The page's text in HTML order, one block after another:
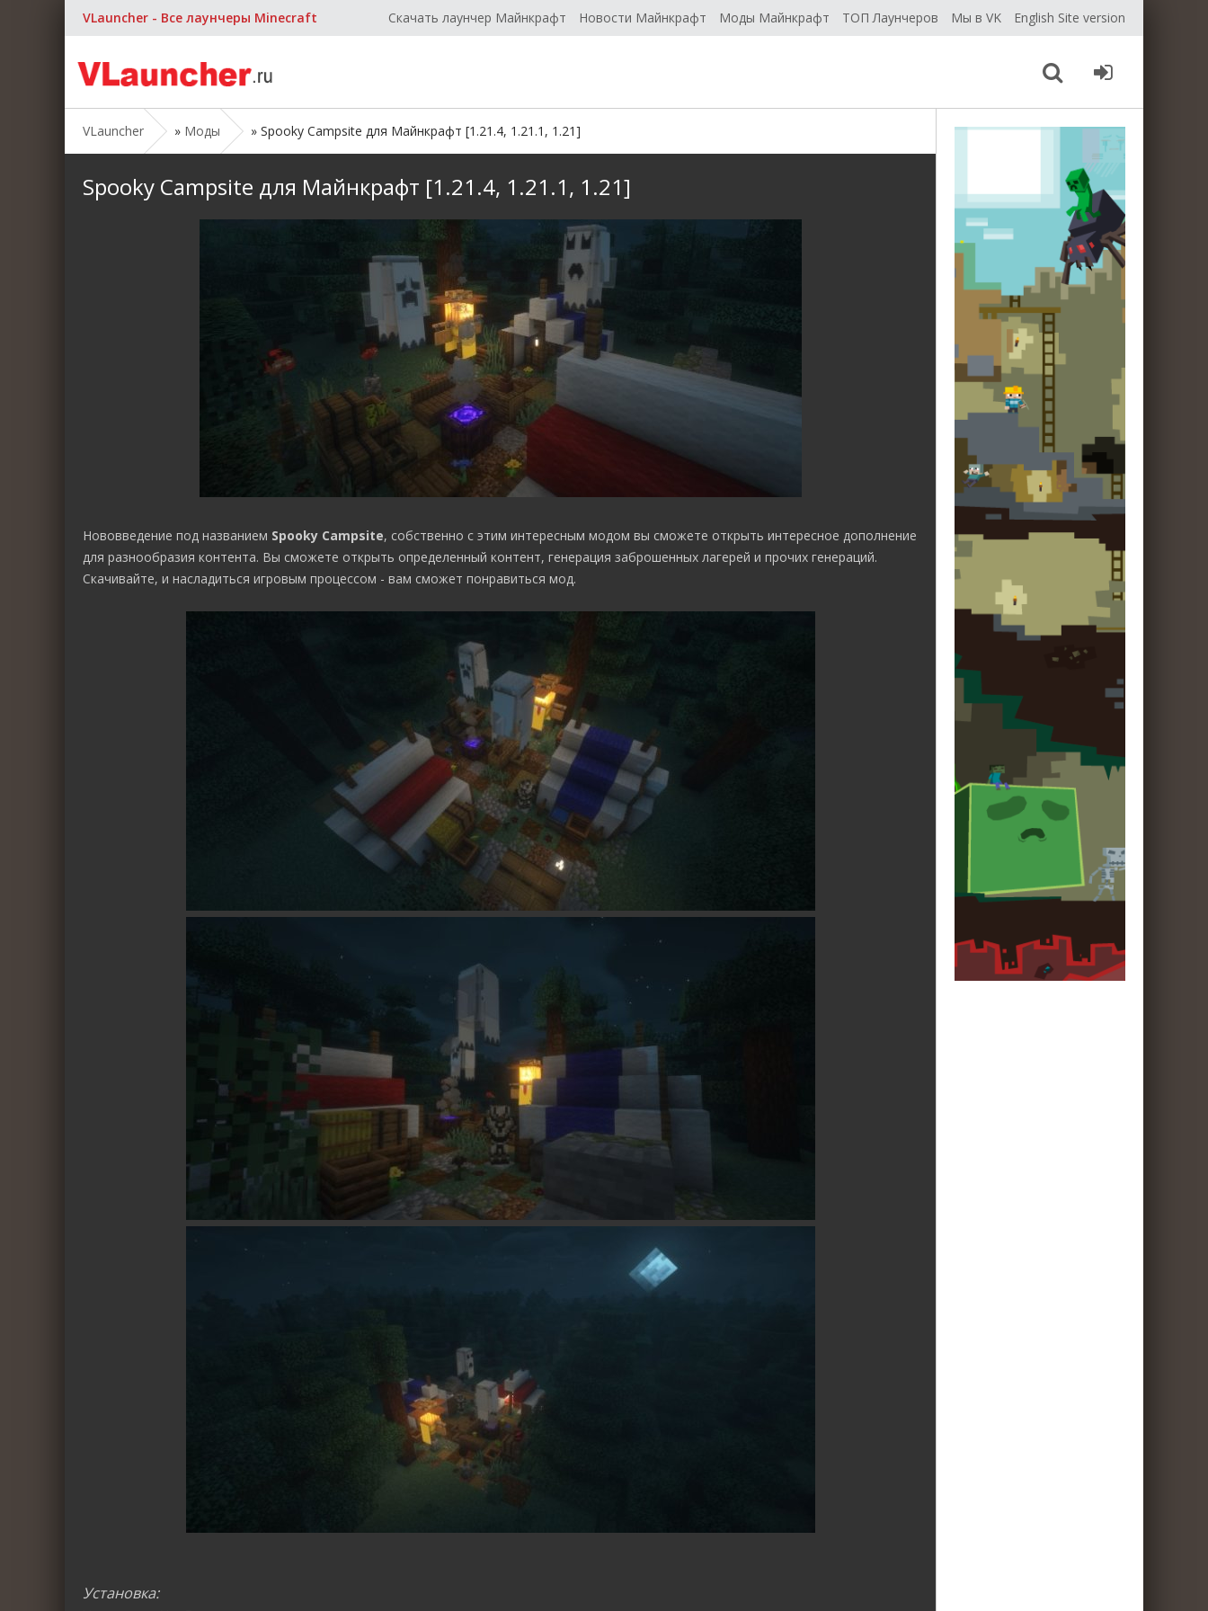
VLauncher - Все лаунчеры Minecraft Скачать лаунчер Майнкрафт Новости Майнкрафт Моды Майнкрафт ТОП Лаунчеров Мы в VK English Site version
VLauncher » Моды » Spooky Campsite для Майнкрафт [1.21.4, 1.21.1, 1.21]
Spooky Campsite для Майнкрафт [1.21.4, 1.21.1, 1.21]
Нововведение под названием Spooky Campsite, собственно с этим интересным модом вы сможете открыть интересное дополнение
для разнообразия контента. Вы сможете открыть определенный контент, генерация заброшенных лагерей и прочих генераций.
Скачивайте, и насладиться игровым процессом - вам сможет понравиться мод.
Установка: